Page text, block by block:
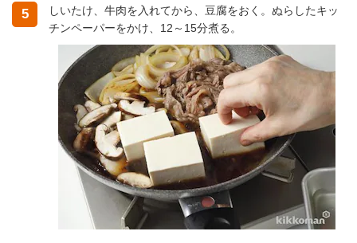
5
しいたけ、牛肉を入れてから、豆腐をおく。ぬらしたキッ
チンペーパーをかけ、12～15分煮る。